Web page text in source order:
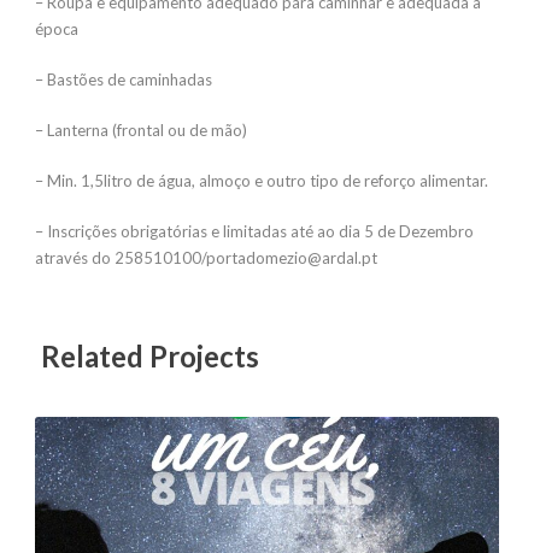
época
– Bastões de caminhadas
– Lanterna (frontal ou de mão)
– Min. 1,5litro de água, almoço e outro tipo de reforço alimentar.
– Inscrições obrigatórias e limitadas até ao dia 5 de Dezembro
através do 258510100/portadomezio@ardal.pt
Related Projects